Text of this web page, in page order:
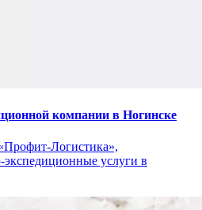
компании в Ногинске
Логистика»,
услуги в